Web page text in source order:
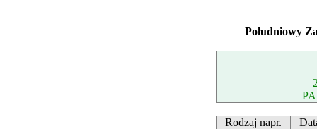
Południowy
Rodzaj napr.